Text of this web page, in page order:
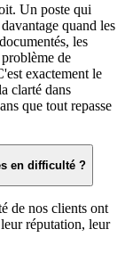
Un poste qui
quand les
les
de
exactement le
clarté dans
que tout repasse
en difficulté ?
de nos clients ont
réputation, leur